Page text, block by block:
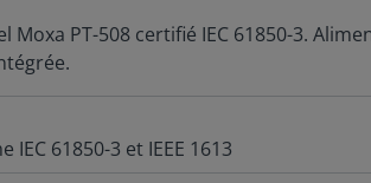
Moxa PT-508 certifié IEC 61850-3.
IEC 61850-3 et IEEE 1613